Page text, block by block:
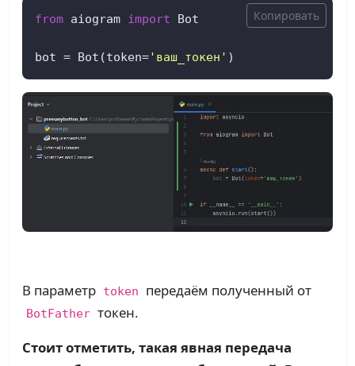
from aiogram import Bot
bot = Bot(token='ваш_токен' )
Копировать
В параметр token передаём полученный от
BotFather токен.
Стоит отметить, такая явная передача